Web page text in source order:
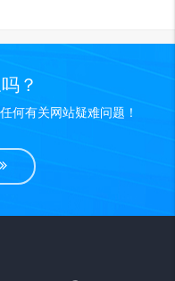
？
何有关网站疑难问题！